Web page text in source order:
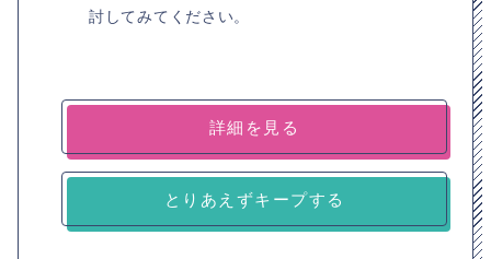
討してみてください。
詳細を見る
とりあえずキープする